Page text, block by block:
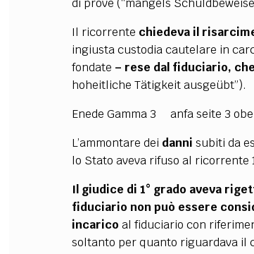
di prove (“mangels
Il ricorrente chiedeva il
ingiusta custodia cautelare in
fondate – rese dal fiduciario,
hoheitliche Tätigkeit ausgeübt”).
Enede Gamma 3 anfa seite
L’ammontare dei danni subiti da
lo Stato aveva rifuso al ricorrente
Il giudice di 1° grado aveva
fiduciario non può essere
incarico al fiduciario con
soltanto per quanto riguardava il